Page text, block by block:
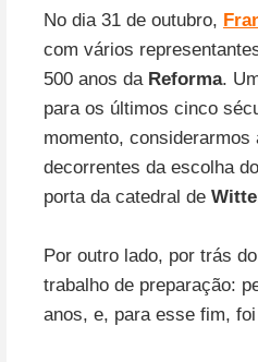
No dia 31 de outubro,
com vários
500 anos da Reforma.
para os últimos cinco
momento,
decorrentes da escolha
porta da catedral de
Por outro lado, por trás
trabalho de preparação:
anos, e, para esse fim,